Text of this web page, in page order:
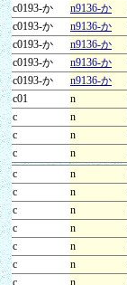
c0193-か
n9136-か
c0193-か
n9136-か
c0193-か
n9136-か
c0193-か
n9136-か
c0193-か
n9136-か
c01
n
c
n
c
n
c
n
c
n
c
n
c
n
c
n
c
n
c
n
c
n